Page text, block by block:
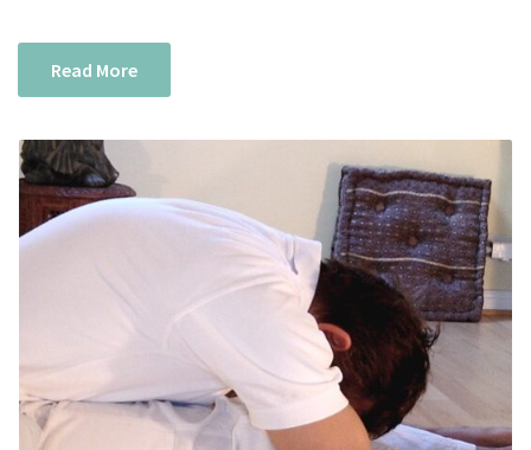
Read More